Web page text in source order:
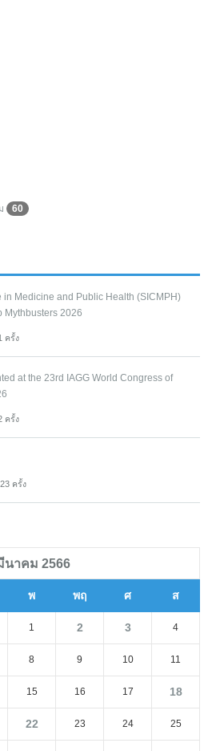
60
Medicine and Public Health (SICMPH)
Mythbusters 2026
ครั้ง
at the 23rd IAGG World Congress of
ครั้ง
ครั้ง
นาคม 2566
พ พฤ ศ ส
1 2 3 4
8 9 10 11
15 16 17 18
22 23 24 25